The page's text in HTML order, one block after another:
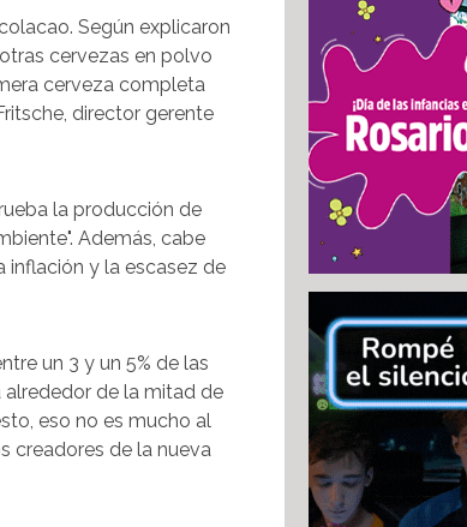
Según explicaron
cervezas en polvo
cerveza completa
director gerente
la producción de
Además, cabe
inflación y la escasez de
un 3 y un 5% de las
alrededor de la mitad de
eso no es mucho al
creadores de la nueva